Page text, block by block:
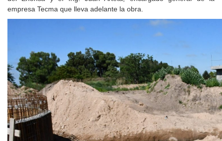
empresa Tecma que lleva adelante la obra.